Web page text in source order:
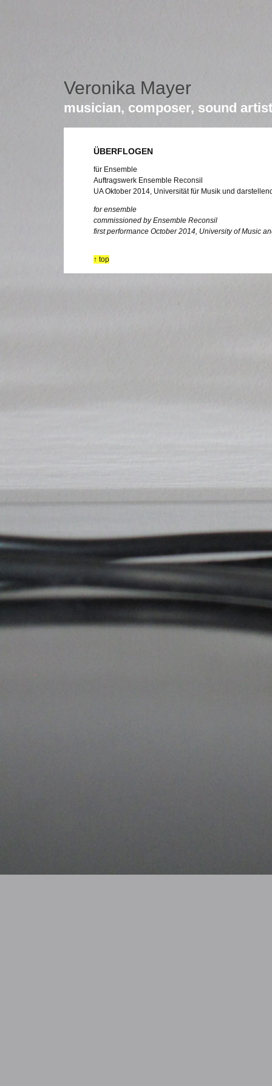
Veronika Mayer
musician, composer, sound artist
ÜBERFLOGEN
für Ensemble
Auftragswerk Ensemble Reconsil
UA Oktober 2014, Universität für Musik und
for ensemble
commissioned by Ensemble Reconsil
first performance October 2014, University of Music
↑ top